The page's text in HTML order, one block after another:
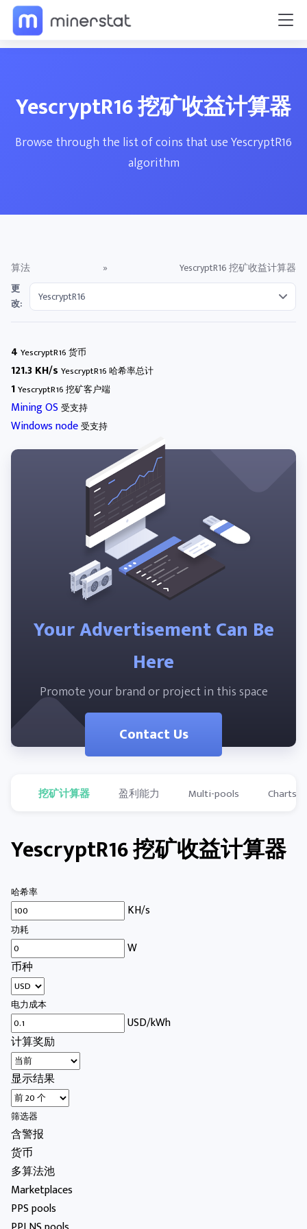
YescryptR16 挖矿收益计算器
Browse through the list of coins that use YescryptR16
algorithm
算法 » YescryptR16 挖矿收益计算器
更
改:
4 YescryptR16 货币
121.3 KH/s YescryptR16 哈希率总计
1YescryptR16 挖矿客户端
Mining OS 受支持
Windows node受支持
Your Advertisement Can Be
Here
Promote your brand or project in this space
Contact Us
挖矿计算器 盈利能力 Multi-pools Charts
YescryptR16 挖矿收益计算器
哈希率
KH/s
功耗
W
币种
电力成本
USD/kWh
计算奖励
显示结果
筛选器
含警报
货币
多算法池
Marketplaces
PPS pools